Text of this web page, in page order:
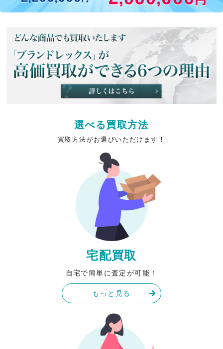
選べる買取方法
買取方法がお選びいただけます！
宅配買取
自宅で簡単に査定が可能！
もっと見る